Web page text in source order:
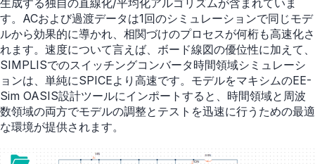
生成する独自の直線化/平均化アルゴリズムが含まれていま
す。ACおよび過渡データは1回のシミュレーションで同じモデ
ルから効果的に導かれ、相関づけのプロセスが何桁も高速化さ
れます。速度について言えば、ボード線図の優位性に加えて、
SIMPLISでのスイッチングコンバータ時間領域シミュレーシ
ョンは、単純にSPICEより高速です。モデルをマキシムのEE-
Sim OASIS設計ツールにインポートすると、時間領域と周波
数領域の両方でモデルの調整とテストを迅速に行うための最適
な環境が提供されます。